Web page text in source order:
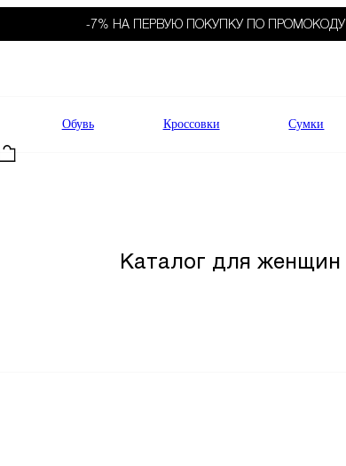
-7% НА ПЕРВУЮ ПОКУПКУ ПО ПРОМОКОДУ
Обувь Кроссовки Сумки
Каталог для женщин